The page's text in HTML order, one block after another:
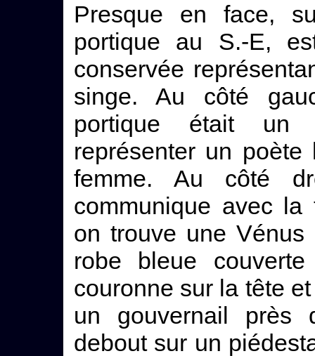
Presque en face,
portique au S.-E,
conservée
singe. Au côté
portique était un
représenter un
femme. Au côté
communique avec
on trouve une
robe bleue
couronne sur la tête
un gouvernail près
debout sur un